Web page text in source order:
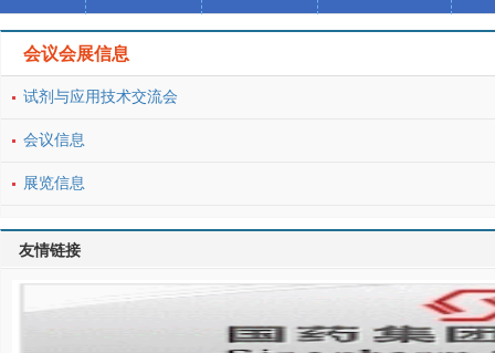
会议会展信息
试剂与应用技术交流会
会议信息
展览信息
友情链接